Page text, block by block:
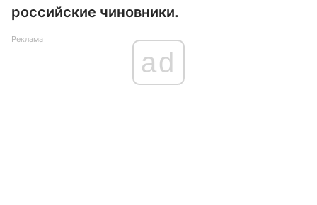
российские чиновники.
Реклама
ad